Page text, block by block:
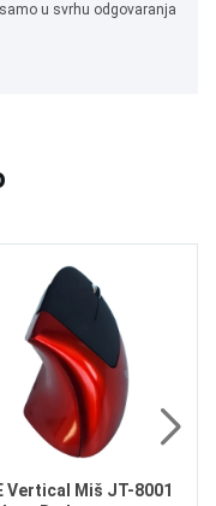
u svrhu odgovaranja
Vertical Miš JT-8001